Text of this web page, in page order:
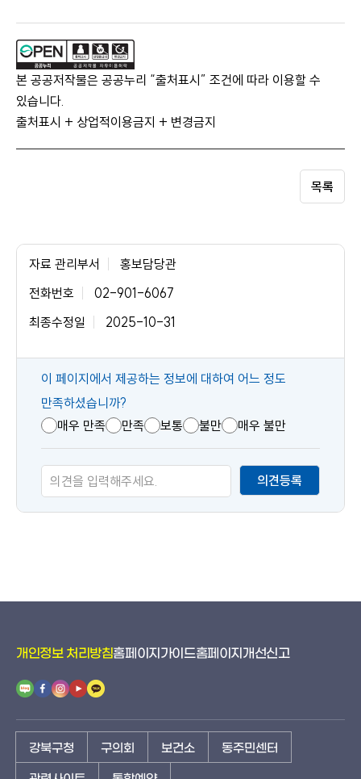
본 공공저작물은 공공누리 “출처표시” 조건에 따라 이용할 수
있습니다.
출처표시 + 상업적이용금지 + 변경금지
목록
자료 관리부서
홍보담당관
전화번호
02-901-6067
최종수정일
2025-10-31
콘
텐
츠
만
족
도
이 페이지에서 제공하는 정보에 대하여 어느 정도
만족하셨습니까?
매우 만족
만족 보통 불만 매우 불만
의견등록
개인정보 처리방침홈페이지가이드홈페이지개선신고
강북구청 구의회 보건소 동주민센터